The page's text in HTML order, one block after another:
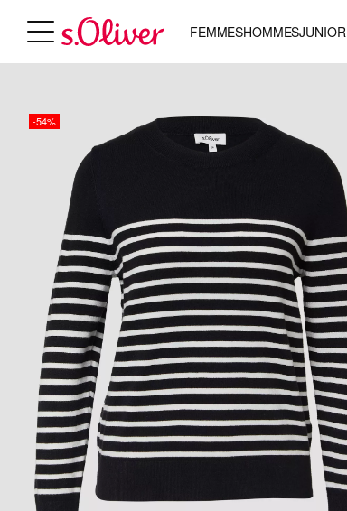
FEMMESHOMMESJUNIOR
-54%